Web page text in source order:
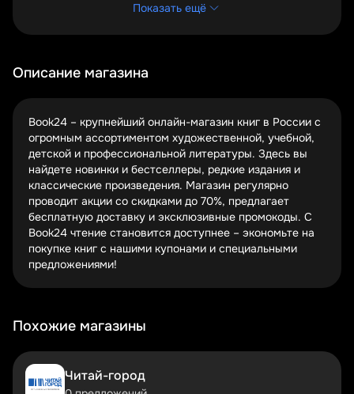
экономии. Их можно найти на официальном сайте
цифр, которую нужно ввести в специальное поле при
Активация промокода занимает всего несколько
секунд. После добавления товаров в корзину найдите
поле "Введите промокод" перед переходом к оплате.
Введите код и нажмите "Применить" – система
автоматически пересчитает сумму заказа с учетом
скидки. Важно: некоторые промокоды имеют
ограничения по минимальной сумме заказа или
категориям товаров.
Для максимальной выгоды попробуйте комбинировать
промокоды с текущими акциями магазина. Например,
Book24 часто проводит распродажи со скидками до
промокод на дополнительную скидку – и ваша экономия
Текущие акции и специальные предложения
Book24
Показать ещё
Описание магазина
Book24 – крупнейший онлайн-магазин книг в России с
огромным ассортиментом художественной, учебной,
детской и профессиональной литературы. Здесь вы
найдете новинки и бестселлеры, редкие издания и
классические произведения. Магазин регулярно
проводит акции со скидками до 70%, предлагает
бесплатную доставку и эксклюзивные промокоды. С
Book24 чтение становится доступнее – экономьте на
покупке книг с нашими купонами и специальными
предложениями!
Похожие магазины
Читай-город